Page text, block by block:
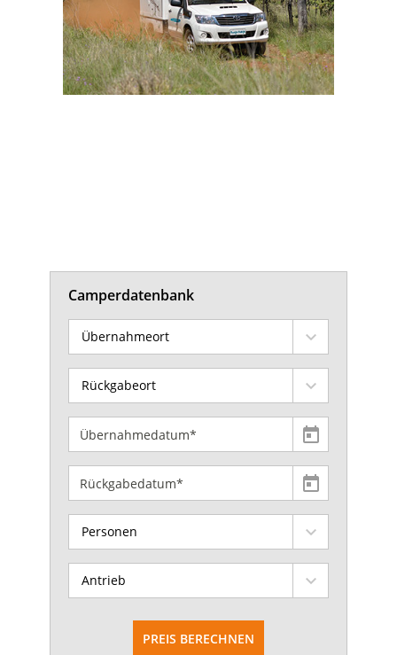
Camperdatenbank
Übernahmeort
Rückgabeort
Personen
Antrieb
PREIS BERECHNEN